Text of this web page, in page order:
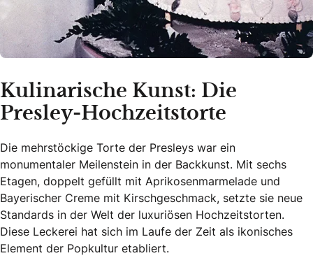
Kulinarische Kunst: Die
Presley-Hochzeitstorte
Die mehrstöckige Torte der Presleys war ein
monumentaler Meilenstein in der Backkunst. Mit sechs
Etagen, doppelt gefüllt mit Aprikosenmarmelade und
Bayerischer Creme mit Kirschgeschmack, setzte sie neue
Standards in der Welt der luxuriösen Hochzeitstorten.
Diese Leckerei hat sich im Laufe der Zeit als ikonisches
Element der Popkultur etabliert.